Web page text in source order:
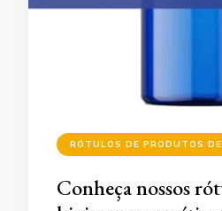
RÓTULOS DE PRODUTOS
Conheça nossos